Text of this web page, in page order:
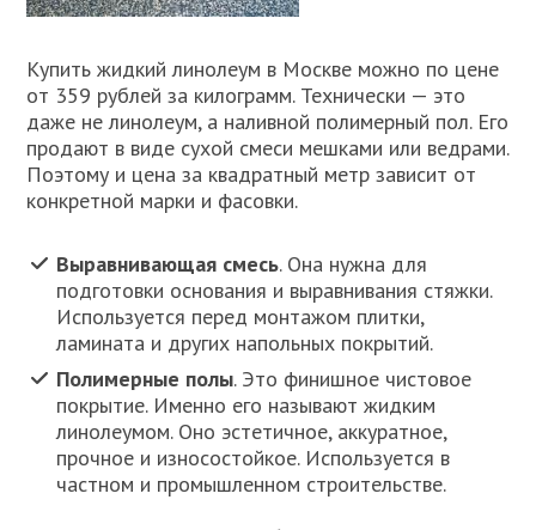
Купить жидкий линолеум в Москве можно по цене
от 359 рублей за килограмм. Технически — это
даже не линолеум, а наливной полимерный пол. Его
продают в виде сухой смеси мешками или ведрами.
Поэтому и цена за квадратный метр зависит от
конкретной марки и фасовки.
Выравнивающая смесь. Она нужна для
подготовки основания и выравнивания стяжки.
Используется перед монтажом плитки,
ламината и других напольных покрытий.
Полимерные полы. Это финишное чистовое
покрытие. Именно его называют жидким
линолеумом. Оно эстетичное, аккуратное,
прочное и износостойкое. Используется в
частном и промышленном строительстве.